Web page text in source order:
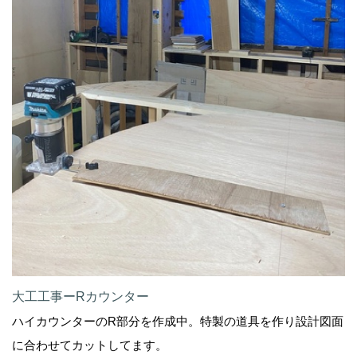
大工工事ーRカウンター
ハイカウンターのR部分を作成中。特製の道具を作り設計図面
に合わせてカットしてます。